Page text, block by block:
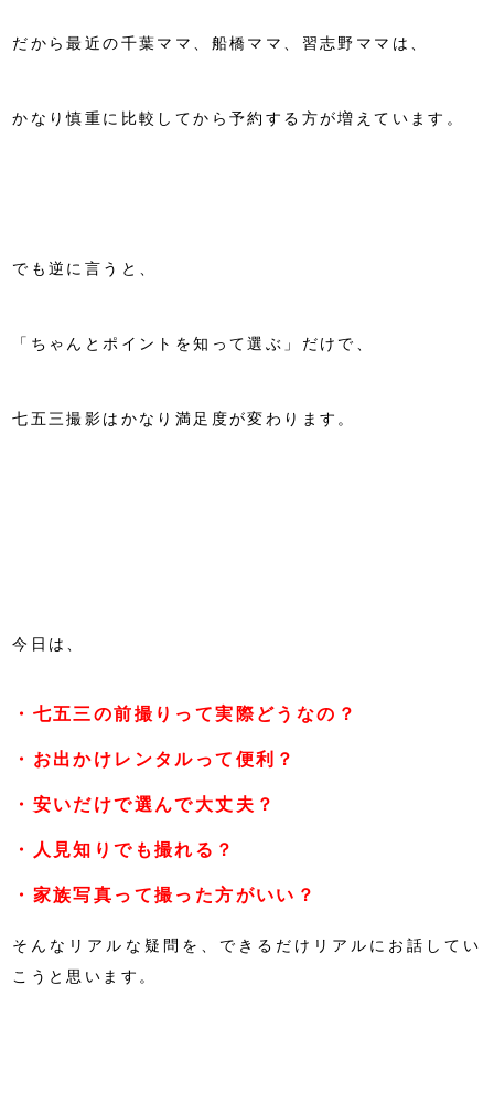
だから最近の千葉ママ、船橋ママ、習志野ママは、
かなり慎重に比較してから予約する方が増えています。
でも逆に言うと、
「ちゃんとポイントを知って選ぶ」だけで、
七五三撮影はかなり満足度が変わります。
今日は、
・七五三の前撮りって実際どうなの？
・お出かけレンタルって便利？
・安いだけで選んで大丈夫？
・人見知りでも撮れる？
・家族写真って撮った方がいい？
そんなリアルな疑問を、できるだけリアルにお話してい
こうと思います。